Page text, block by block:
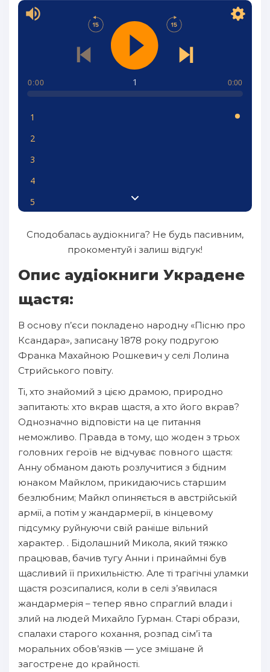
1
0:00 0:00
1
2
3
4
5
10
11
13
14
15
16
17
19
20
21
22
24
25
Сподобалась аудіокнига? Не будь пасивним,
прокоментуй і залиш відгук!
Опис аудіокниги Украдене
щастя:
В основу п’єси покладено народну «Пісню про
Ксандара», записану 1878 року подругою
Франка Махайною Рошкевич у селі Лолина
Стрийського повіту.
Ті, хто знайомий з цією драмою, природно
запитають: хто вкрав щастя, а хто його вкрав?
Однозначно відповісти на це питання
неможливо. Правда в тому, що жоден з трьох
головних героїв не відчуває повного щастя:
Анну обманом дають розлучитися з бідним
юнаком Майклом, прикидаючись старшим
безлюбним; Майкл опиняється в австрійській
армії, а потім у жандармерії, в кінцевому
підсумку руйнуючи свій раніше вільний
характер. . Бідолашний Микола, який тяжко
працював, бачив тугу Анни і принаймні був
щасливий її прихильністю. Але ті трагічні уламки
щастя розсипалися, коли в селі з’явилася
жандармерія – тепер явно спраглий влади і
злий на людей Михайло Гурман. Старі образи,
спалахи старого кохання, розпад сім’ї та
моральних обов’язків — усе змішане й
загострене до крайності.